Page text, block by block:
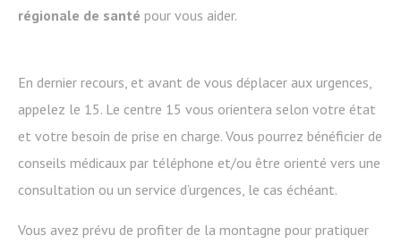
régionale de santé pour vous aider.
En dernier recours, et avant de vous déplacer aux urgences,
appelez le 15. Le centre 15 vous orientera selon votre état
et votre besoin de prise en charge. Vous pourrez bénéficier de
conseils médicaux par téléphone et/ou être orienté vers une
consultation ou un service d’urgences, le cas échéant.
Vous avez prévu de profiter de la montagne pour pratiquer